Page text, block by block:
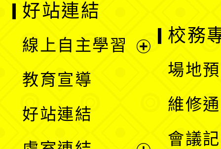
好站連結
線上自主學習
教育宣導
好站連結
校務
場地
維修
會議